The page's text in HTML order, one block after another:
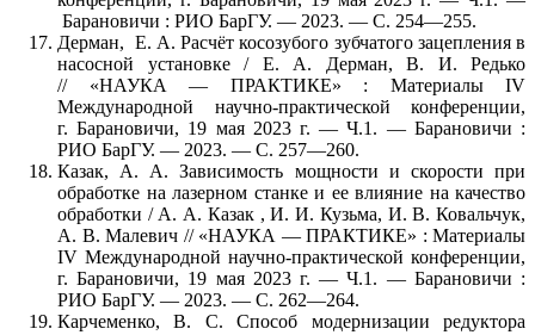
Барановичи : РИО БарГУ. — 2023. — С. 254—255.
Дерман, Е. А. Расчёт косозубого зубчатого зацепления в
насосной установке / Е. А. Дерман, В. И. Редько
// «НАУКА — ПРАКТИКЕ» : Материалы IV
Международной научно-практической конференции,
г. Барановичи, 19 мая 2023 г. — Ч.1. — Барановичи :
РИО БарГУ. — 2023. — С. 257—260.
Казак, А. А. Зависимость мощности и скорости при
обработке на лазерном станке и ее влияние на качество
обработки / А. А. Казак , И. И. Кузьма, И. В. Ковальчук,
А. В. Малевич // «НАУКА — ПРАКТИКЕ» : Материалы
IV Международной научно-практической конференции,
г. Барановичи, 19 мая 2023 г. — Ч.1. — Барановичи :
РИО БарГУ. — 2023. — С. 262—264.
Карчеменко, В. С. Способ модернизации редуктора